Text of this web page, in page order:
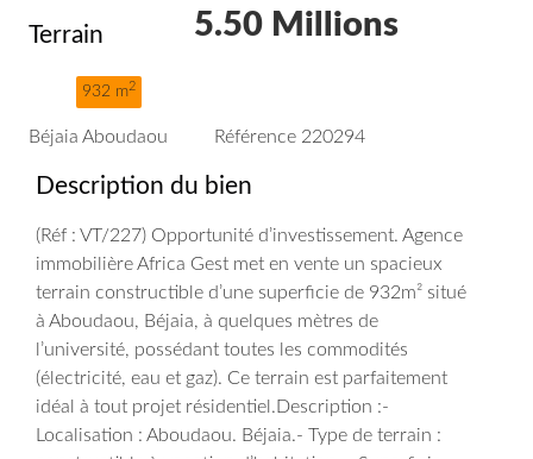
Terrain
932 m2
5.50 Millions
Béjaia Aboudaou Référence 220294
Description du bien
(Réf : VT/227) Opportunité d’investissement. Agence
immobilière Africa Gest met en vente un spacieux
terrain constructible d’une superficie de 932m² situé
à Aboudaou, Béjaia, à quelques mètres de
l’université, possédant toutes les commodités
(électricité, eau et gaz). Ce terrain est parfaitement
idéal à tout projet résidentiel.Description :-
Localisation : Aboudaou. Béjaia.- Type de terrain :